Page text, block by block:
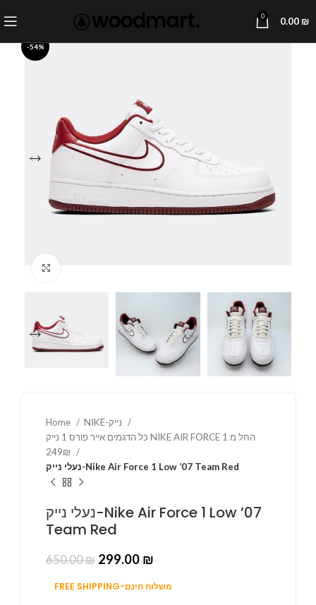
0 0.00 ₪
-54%
Home
כל הדגמים אייר פורס 1 נייק NIKE AIR FORCE 1 החל מ
נעלי נייק-Nike Air Force 1 Low ’07 Team Red
נעלי נייק-Nike Air Force 1 Low ’07
Team Red
650.00₪ 299.00 ₪
FREE SHIPPING-משלוח חינם